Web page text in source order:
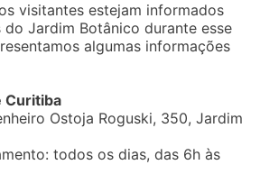
visitantes estejam informados
do Jardim Botânico durante esse
algumas informações
Curitiba
Ostoja Roguski, 350, Jardim
todos os dias, das 6h às